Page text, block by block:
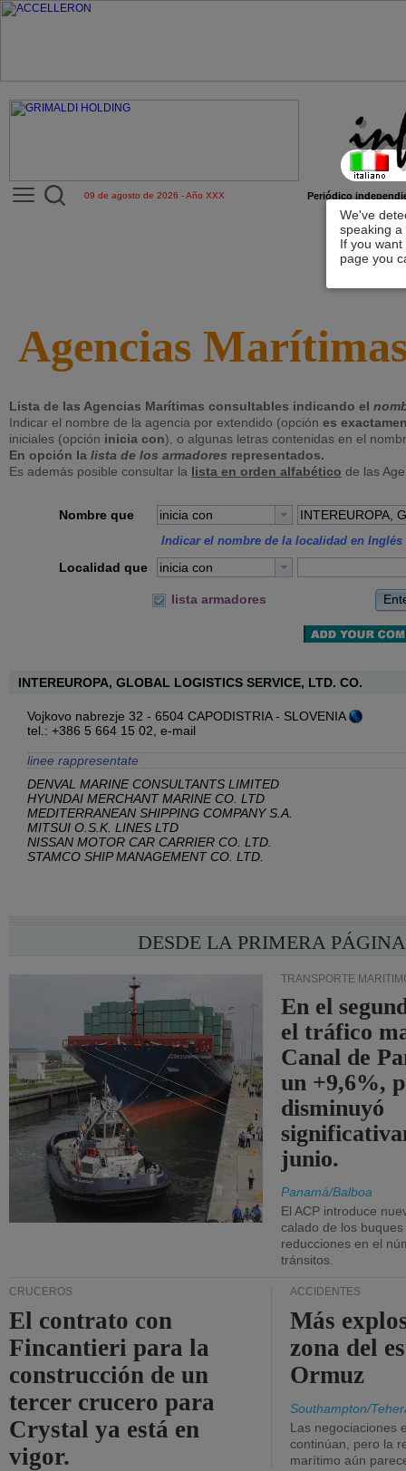
We've
speaking
If you
page you
09 de agosto de 2026 - Año XXX Periódico
Agencias
Lista de las Agencias Marítimas consultables indicando el
Indicar el nombre de la agencia por extendido (opción es
iniciales (opción inicia con), o algunas letras contenidas en el
En opción la lista de los armadores representados.
Es además posible consultar la lista en orden alfabético de las
Nombre que inicia con
Indicar el nombre de la localidad en Inglés
Localidad que inicia con
lista armadores
INTEREUROPA, GLOBAL LOGISTICS SERVICE, LTD. CO.
Vojkovo nabrezje 32 - 6504 CAPODISTRIA - SLOVENIA
tel.: +386 5 664 15 02, e-mail
linee rappresentate
DENVAL MARINE CONSULTANTS LIMITED
HYUNDAI MERCHANT MARINE CO. LTD
MEDITERRANEAN SHIPPING COMPANY S.A.
MITSUI O.S.K. LINES LTD
NISSAN MOTOR CAR CARRIER CO. LTD.
STAMCO SHIP MANAGEMENT CO. LTD.
DESDE LA PRIMERA PÁGINA
TRANSPORTE
En el
el tráfico
Canal de
un +9,6%,
disminuyó
junio.
Panamá/Balboa
El ACP introduce
calado de los
reducciones en el
tránsitos.
CRUCEROS
El contrato con
Fincantieri para la
construcción de un
tercer crucero para
Crystal ya está en
vigor.
ACCIDENTES
Más
zona del
Ormuz
Southampton/
Las negociaciones
continúan, pero la
marítimo aún